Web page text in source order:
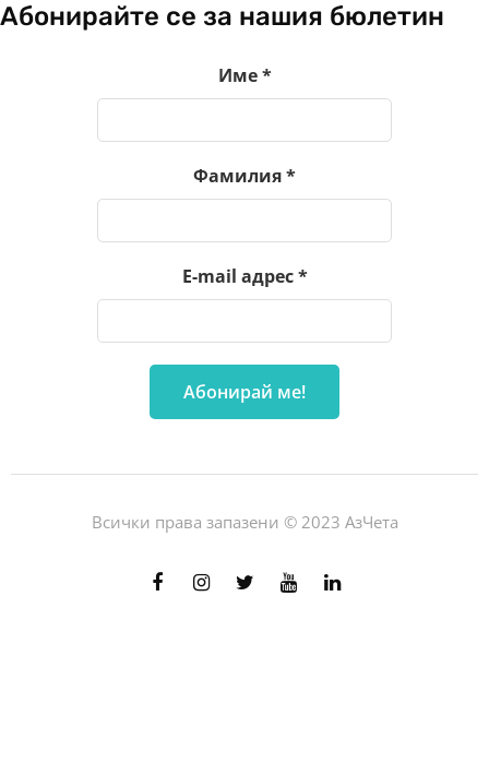
Абонирайте се за нашия бюлетин
Име*
Фамилия*
E-mail адрес*
Всички права запазени © 2023 АзЧета